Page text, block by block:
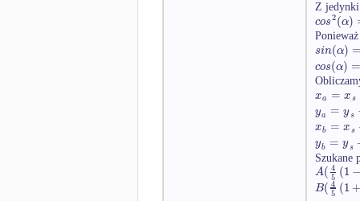
Z
cos2(α)
sin(α) =
cos(α) =
xa = xs
ya = ys
xb = xs
yb = ys
Szukane
A( 4
5 (1−
B( 4
5 (1+